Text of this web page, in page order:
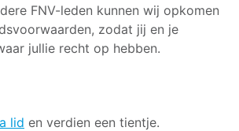
FNV-leden kunnen wij opkomen
zodat jij en je
jullie recht op hebben.
lid en verdien een tientje.